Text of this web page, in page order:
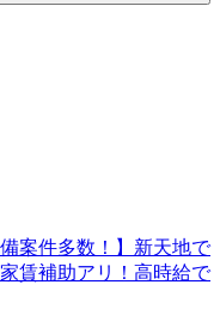
案件多数！】新天地で
賃補助アリ！高時給で